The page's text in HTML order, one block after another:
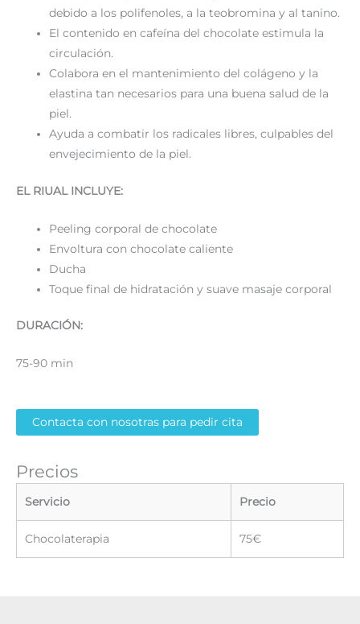
debido a los polifenoles, a la teobromina y al tanino.
El contenido en cafeína del chocolate estimula la
circulación.
Colabora en el mantenimiento del colágeno y la
elastina tan necesarios para una buena salud de la
piel.
Ayuda a combatir los radicales libres, culpables del
envejecimiento de la piel.
EL RIUAL INCLUYE:
Peeling corporal de chocolate
Envoltura con chocolate caliente
Ducha
Toque final de hidratación y suave masaje corporal
DURACIÓN:
75-90 min
Contacta con nosotras para pedir cita
Precios
Servicio Precio
Chocolaterapia 75€